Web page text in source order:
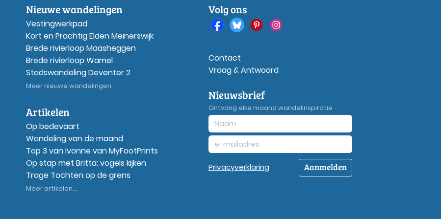
Nieuwe wandelingen
Vestingwerkpad
Kort en Prachtig Elden Meinerswijk
Brede rivierloop Maasheggen
Brede rivierloop Wamel
Stadswandeling Deventer 2
Meer nieuwe wandelingen
Artikelen
Op bedevaart
Wandeling van de maand
Top 3 van Ivonne van MyFootPrints
Op stap met Britta: vogels kijken
Trage Tochten op de grens
Meer artikelen...
Volg ons
Contact
Vraag & Antwoord
Nieuwsbrief
Ontvang elke maand wandelinspiratie
Privacyverklaring Aanmelden